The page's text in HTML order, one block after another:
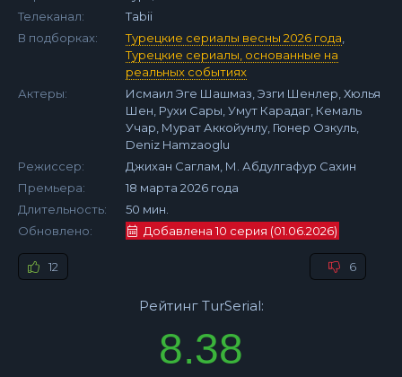
Телеканал:
Tabii
В подборках:
Турецкие сериалы весны 2026 года
Турецкие сериалы, основанные на
реальных событиях
Актеры:
Исмаил Эге Шашмаз, Эзги Шенлер, Хюлья
Шен, Рухи Сары, Умут Карадаг, Кемаль
Учар, Мурат Аккойунлу, Гюнер Озкуль,
Deniz Hamzaoglu
Режиссер:
Джихан Саглам, М. Абдулгафур Сахин
Премьера:
18 марта 2026 года
Длительность:
50 мин.
Обновлено:
Добавлена 10 серия (01.06.2026)
12 6
Рейтинг TurSerial:
8.38